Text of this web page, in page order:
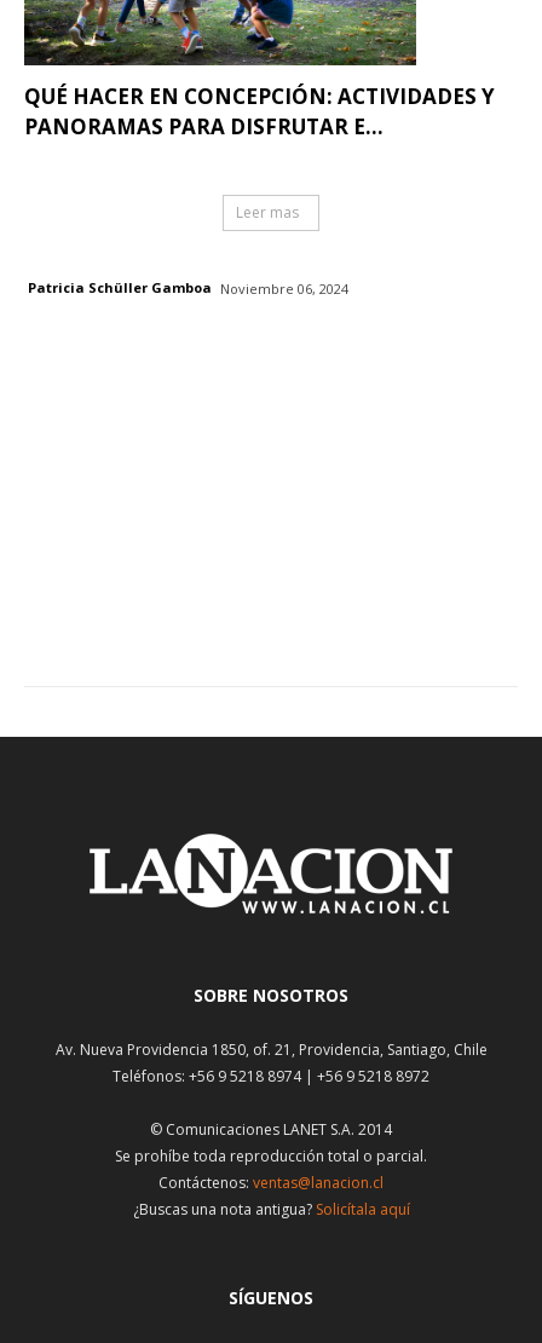
QUÉ HACER EN CONCEPCIÓN: ACTIVIDADES Y
PANORAMAS PARA DISFRUTAR E...
Leer mas
Patricia Schüller Gamboa Noviembre 06, 2024
SOBRE NOSOTROS
Av. Nueva Providencia 1850, of. 21, Providencia, Santiago, Chile
Teléfonos: +56 9 5218 8974 | +56 9 5218 8972
© Comunicaciones LANET S.A. 2014
Se prohíbe toda reproducción total o parcial.
Contáctenos: ventas@lanacion.cl
¿Buscas una nota antigua? Solicítala aquí
SÍGUENOS